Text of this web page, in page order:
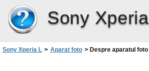
Sony
Sony Xperia L > Aparat foto > Despre aparatul foto